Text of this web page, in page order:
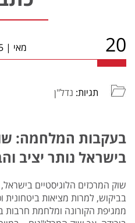
20 מאי |
תגיות: נדל"ן
בעקבות המלחמה:
בישראל נותר יציב
שוק המרכזים הלוגיסטיים
בביקוש, למרות מציאות
ממגיפת הקורונה ומלחמת